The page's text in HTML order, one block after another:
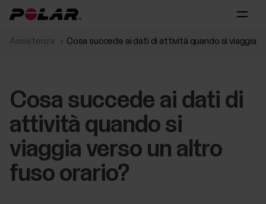
Assistenza Cosa succede ai dati di attività quando si viaggia
Cosa succede ai dati di
attività quando si
viaggia verso un altro
fuso orario?